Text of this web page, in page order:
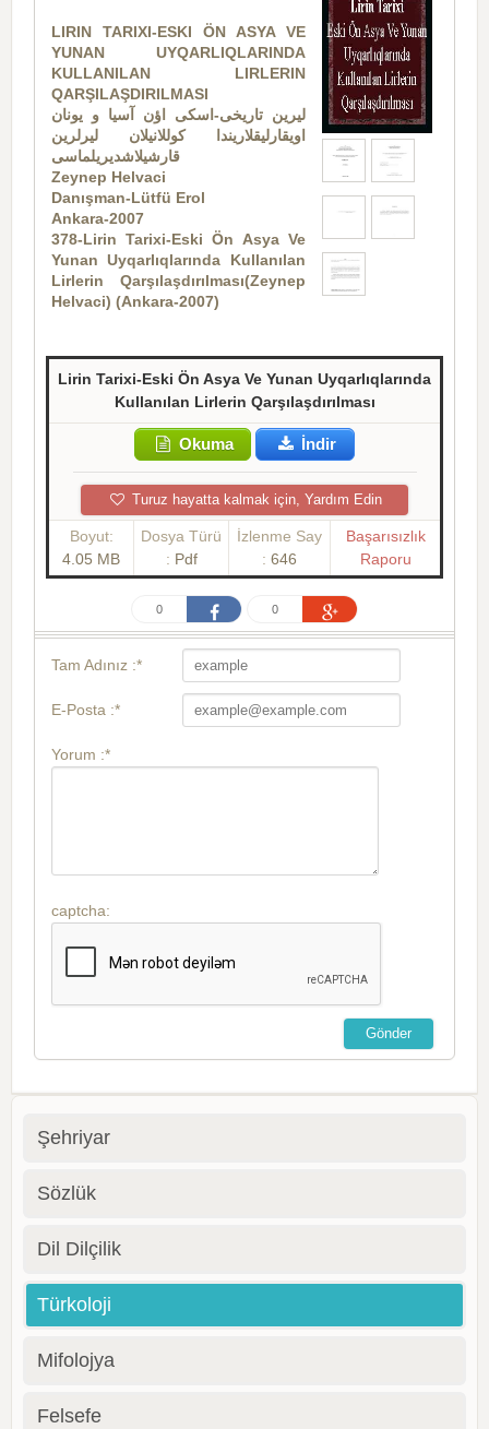
LIRIN TARIXI-ESKI ÖN ASYA VE
YUNAN UYQARLIQLARINDA
KULLANILAN LIRLERIN
QARŞILAŞDIRILMASI
لیرین تاریخی-اسکی اؤن آسیا و یونان
اویقارلیقلاریندا کوللانیلان لیرلرین
قارشیلاشدیریلماسی
Zeynep Helvaci
Danışman-Lütfü Erol
Ankara-2007
378-Lirin Tarixi-Eski Ön Asya Ve
Yunan Uyqarlıqlarında Kullanılan
Lirlerin Qarşılaşdırılması(Zeynep
Helvaci) (Ankara-2007)
Lirin Tarixi-Eski Ön Asya Ve Yunan Uyqarlıqlarında
Kullanılan Lirlerin Qarşılaşdırılması
Okuma İndir
Turuz hayatta kalmak için, Yardım Edin
Boyut:
4.05 MB
Dosya Türü
: Pdf
İzlenme Say
: 646
Başarısızlık
Raporu
0 0
Tam Adınız :*
E-Posta :*
Yorum :*
captcha:
Şehriyar
Sözlük
Dil Dilçilik
Türkoloji
Mifolojya
Felsefe